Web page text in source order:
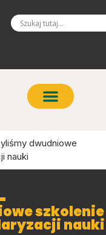
dwudniowe
nauki
szkolenie
nauki